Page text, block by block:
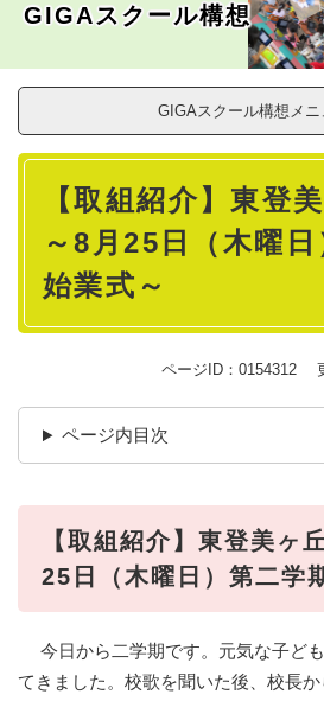
GIGAスクール構想
GIGAスクール構想メニ
本
【取組紹介】東登
～8月25日（木曜日
始業式～
ページID：0154312
ページ内目次
【取組紹介】東登美ヶ
25日（木曜日）第二学
今日から二学期です。元気な子ど
てきました。校歌を聞いた後、校長か